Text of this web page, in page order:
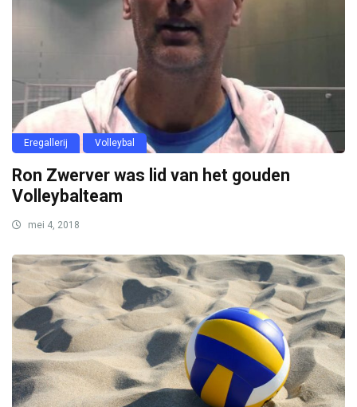
Eregallerij Volleybal
Ron Zwerver was lid van het gouden
Volleybalteam
mei 4, 2018